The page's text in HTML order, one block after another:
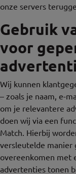
onze servers
Gebruik
voor
Wij kunnen
– zoals je naam, e-
om je relevantere
doen wij via een
Match. Hierbij
versleutelde manier
overeenkomen met
advertenties tonen